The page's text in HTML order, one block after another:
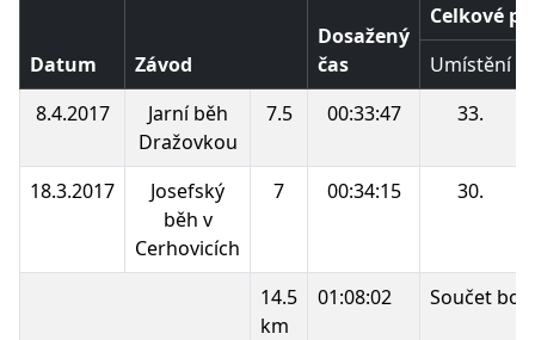
Datum Závod
Dosažený
čas
Celkové
Umístění
8.4.2017
Jarní běh
Dražovkou
7.5 00:33:47 33.
18.3.2017
Josefský
běh v
Cerhovicích
7 00:34:15 30.
14.5
km
01:08:02 Součet